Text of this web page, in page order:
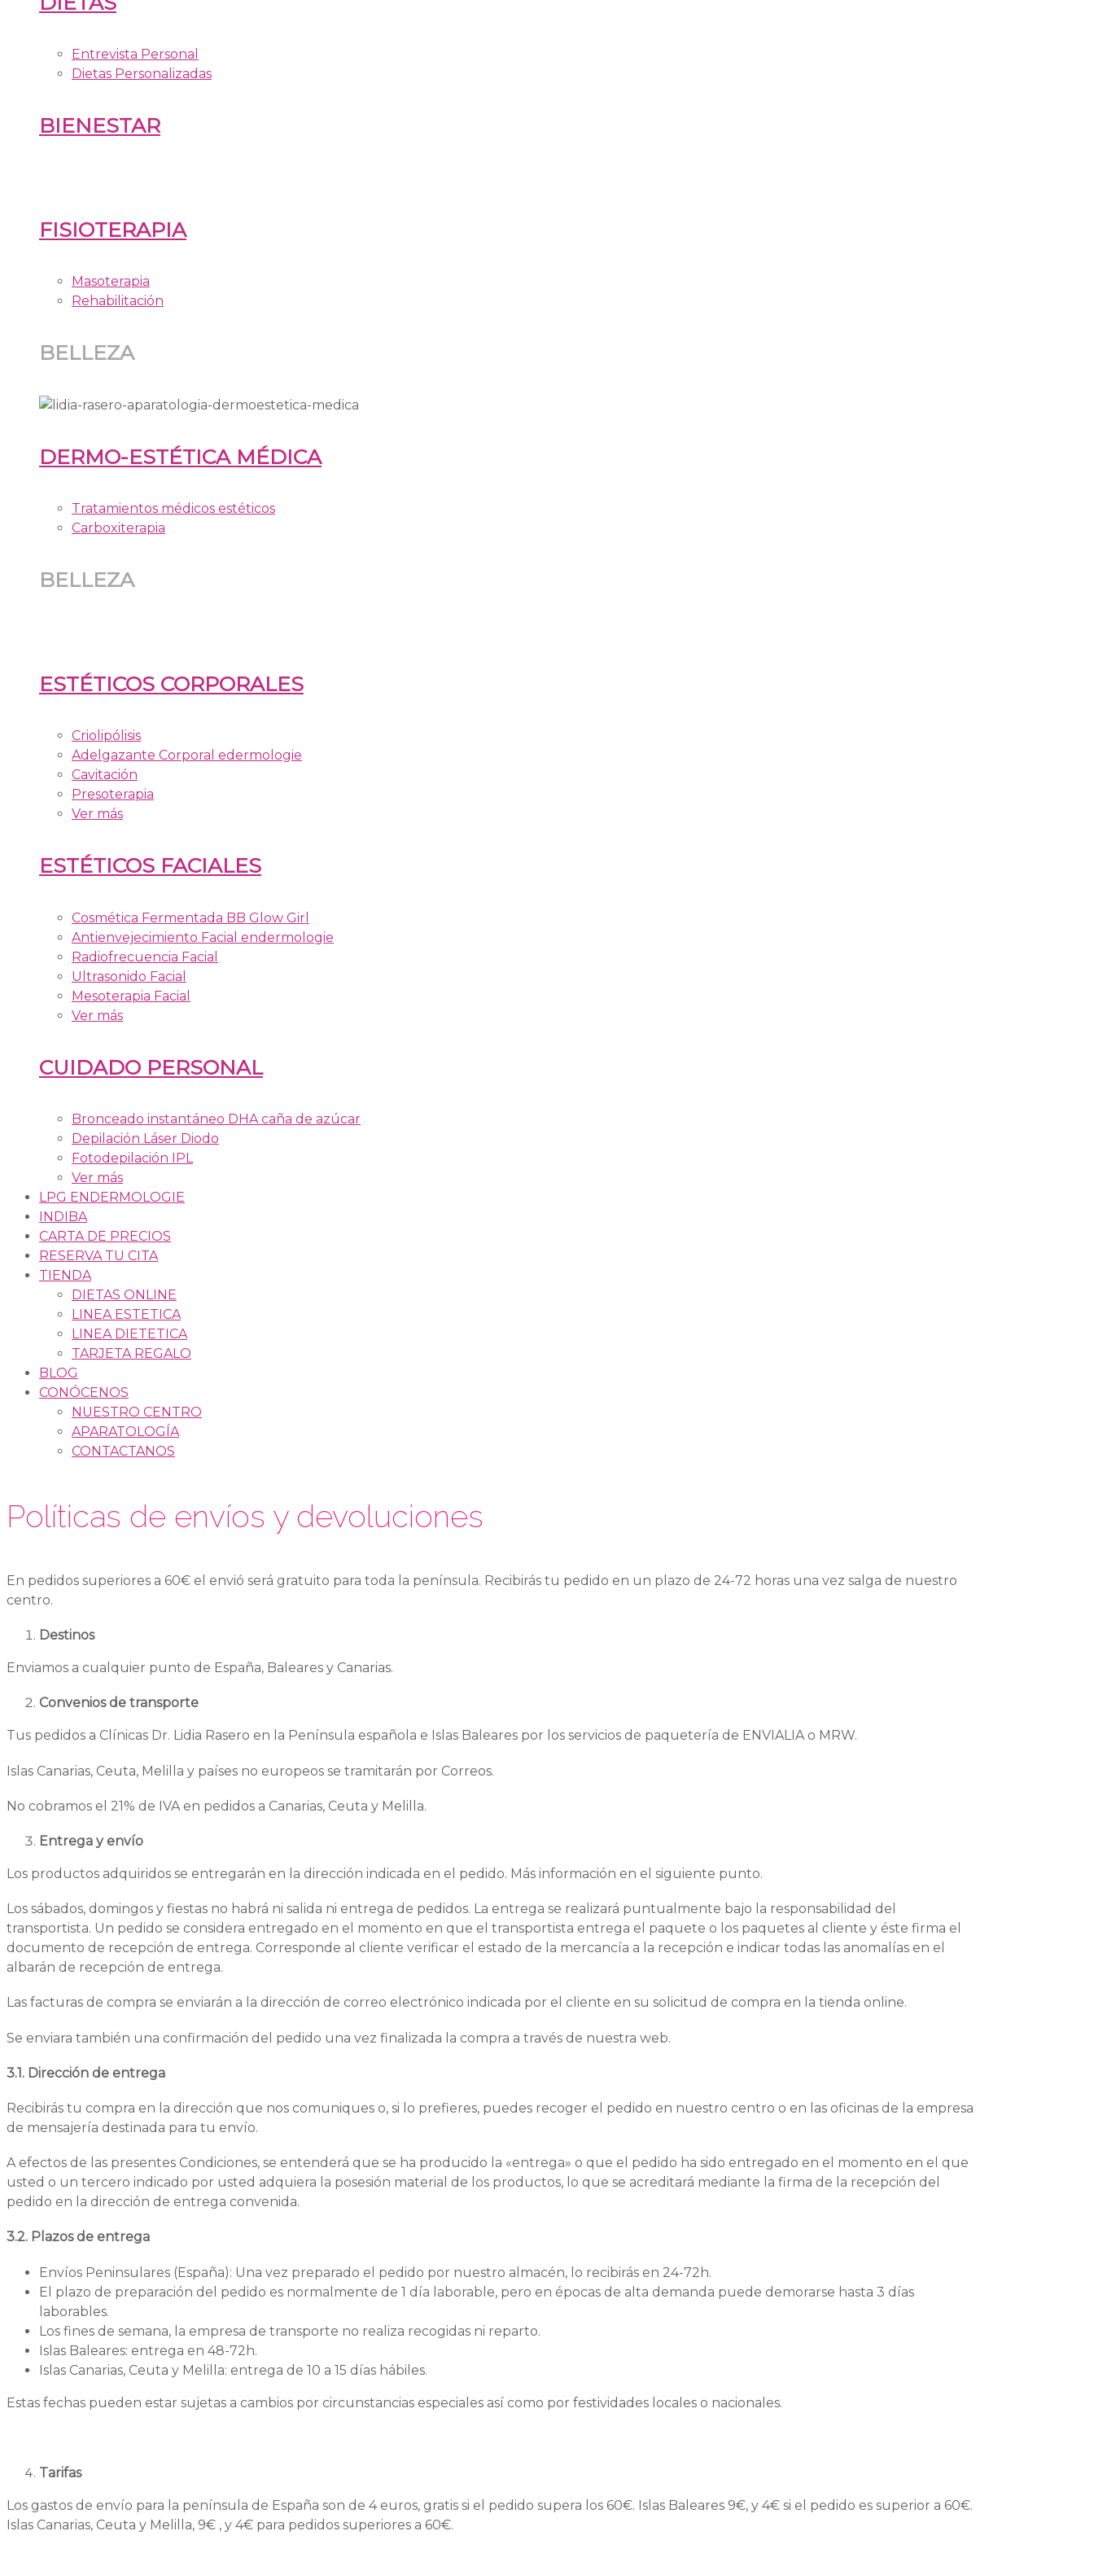
Entrevista Personal
Dietas Personalizadas
BIENESTAR
FISIOTERAPIA
Masoterapia
Rehabilitación
BELLEZA
DERMO-ESTÉTICA MÉDICA
Tratamientos médicos estéticos
Carboxiterapia
BELLEZA
ESTÉTICOS CORPORALES
Criolipólisis
Adelgazante Corporal edermologie
Cavitación
Presoterapia
Ver más
ESTÉTICOS FACIALES
Cosmética Fermentada BB Glow Girl
Antienvejecimiento Facial endermologie
Radiofrecuencia Facial
Ultrasonido Facial
Mesoterapia Facial
Ver más
CUIDADO PERSONAL
Bronceado instantáneo DHA caña de azúcar
Depilación Láser Diodo
Fotodepilación IPL
Ver más
LPG ENDERMOLOGIE
INDIBA
CARTA DE PRECIOS
RESERVA TU CITA
TIENDA
DIETAS ONLINE
LINEA ESTETICA
LINEA DIETETICA
TARJETA REGALO
BLOG
CONÓCENOS
NUESTRO CENTRO
APARATOLOGÍA
CONTACTANOS
Políticas de envíos y devoluciones
En pedidos superiores a 60€ el envió será gratuito para toda la península. Recibirás tu pedido en un plazo de 24-72 horas una vez salga de nuestro
centro.
Destinos
Enviamos a cualquier punto de España, Baleares y Canarias.
Convenios de transporte
Tus pedidos a Clínicas Dr. Lidia Rasero en la Península española e Islas Baleares por los servicios de paquetería de ENVIALIA o MRW.
Islas Canarias, Ceuta, Melilla y países no europeos se tramitarán por Correos.
No cobramos el 21% de IVA en pedidos a Canarias, Ceuta y Melilla.
Entrega y envío
Los productos adquiridos se entregarán en la dirección indicada en el pedido. Más información en el siguiente punto.
Los sábados, domingos y fiestas no habrá ni salida ni entrega de pedidos. La entrega se realizará puntualmente bajo la responsabilidad del
transportista. Un pedido se considera entregado en el momento en que el transportista entrega el paquete o los paquetes al cliente y éste firma el
documento de recepción de entrega. Corresponde al cliente verificar el estado de la mercancía a la recepción e indicar todas las anomalías en el
albarán de recepción de entrega.
Las facturas de compra se enviarán a la dirección de correo electrónico indicada por el cliente en su solicitud de compra en la tienda online.
Se enviara también una confirmación del pedido una vez finalizada la compra a través de nuestra web.
3.1. Dirección de entrega
Recibirás tu compra en la dirección que nos comuniques o, si lo prefieres, puedes recoger el pedido en nuestro centro o en las oficinas de la empresa
de mensajería destinada para tu envío.
A efectos de las presentes Condiciones, se entenderá que se ha producido la «entrega» o que el pedido ha sido entregado en el momento en el que
usted o un tercero indicado por usted adquiera la posesión material de los productos, lo que se acreditará mediante la firma de la recepción del
pedido en la dirección de entrega convenida.
3.2. Plazos de entrega
Envíos Peninsulares (España): Una vez preparado el pedido por nuestro almacén, lo recibirás en 24-72h.
El plazo de preparación del pedido es normalmente de 1 día laborable, pero en épocas de alta demanda puede demorarse hasta 3 días
laborables.
Los fines de semana, la empresa de transporte no realiza recogidas ni reparto.
Islas Baleares: entrega en 48-72h.
Islas Canarias, Ceuta y Melilla: entrega de 10 a 15 días hábiles.
Estas fechas pueden estar sujetas a cambios por circunstancias especiales así como por festividades locales o nacionales.
Tarifas
Los gastos de envío para la península de España son de 4 euros, gratis si el pedido supera los 60€. Islas Baleares 9€, y 4€ si el pedido es superior a 60€.
Islas Canarias, Ceuta y Melilla, 9€ , y 4€ para pedidos superiores a 60€.